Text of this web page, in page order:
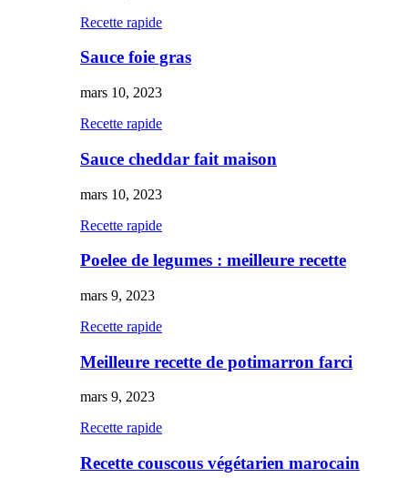
Recette rapide
Sauce foie gras
mars 10, 2023
Recette rapide
Sauce cheddar fait maison
mars 10, 2023
Recette rapide
Poelee de legumes : meilleure recette
mars 9, 2023
Recette rapide
Meilleure recette de potimarron farci
mars 9, 2023
Recette rapide
Recette couscous végétarien marocain